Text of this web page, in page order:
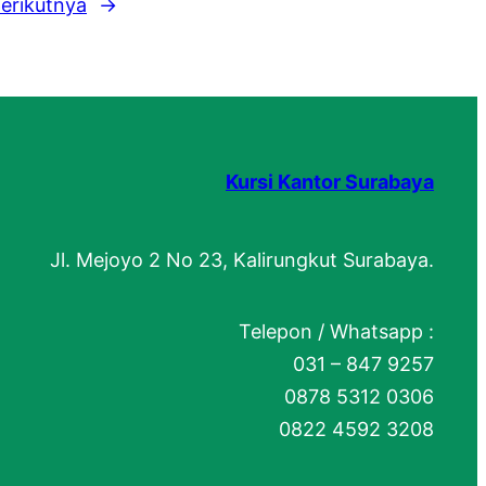
→
Kursi Kantor Surabaya
Jl. Mejoyo 2 No 23, Kalirungkut Surabaya.
Telepon / Whatsapp :
031 – 847 9257
0878 5312 0306
0822 4592 3208